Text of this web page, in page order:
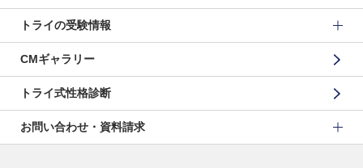
トライの受験情報
CMギャラリー
トライ式性格診断
お問い合わせ・資料請求